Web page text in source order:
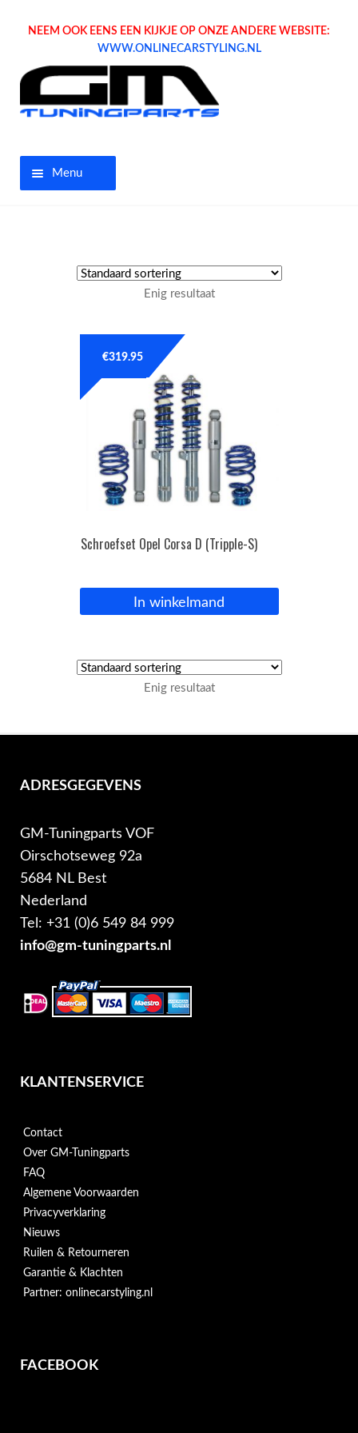
NEEM OOK EENS EEN KIJKJE OP ONZE ANDERE WEBSITE:
WWW.ONLINECARSTYLING.NL
Menu
Tuning parts
OPC Line
Bedrijfswagen parts
Inloggen / Registreren
Enig resultaat
Schroefset Opel Corsa D (Tripple-S)
€319.95
In winkelmand
Enig resultaat
ADRESGEGEVENS
GM-Tuningparts VOF
Oirschotseweg 92a
5684 NL Best
Nederland
Tel: +31 (0)6 549 84 999
info@gm-tuningparts.nl
KLANTENSERVICE
Contact
Over GM-Tuningparts
FAQ
Algemene Voorwaarden
Privacyverklaring
Nieuws
Ruilen & Retourneren
Garantie & Klachten
Partner: onlinecarstyling.nl
FACEBOOK